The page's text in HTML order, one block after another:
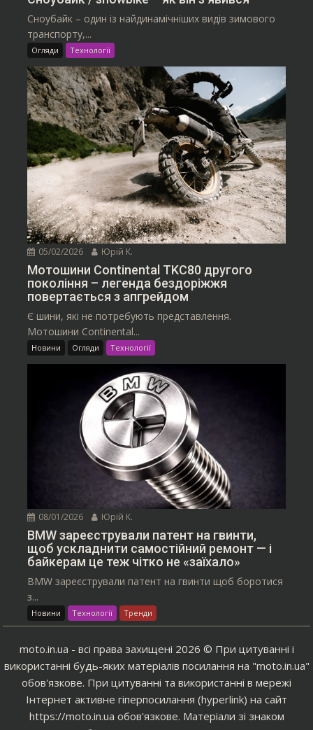
Сноубайк – один із найдинамічніших видів зимового
транспорту,...
Огляди Технології
05/02/2026 Юрій К.
Мотошини Continental TKC80 другого
покоління – легенда бездоріжжя
повертається з апгрейдом
Є шини, які не потребують представлення.
Мотошини Continental...
Новини Огляди Технології
08/01/2026 Юрій К.
BMW зареєстрували патент на гвинти,
щоб ускладнити самостійний ремонт — і
байкерам це теж чітко не «заїхало»
BMW зареєстрували патент на гвинти щоб боротися
з...
Новини Технології Тренди
moto.in.ua - всі права захищені 2026 © При цитуванні і
використанні будь-яких матеріалів посилання на "moto.in.ua"
обов'язкове. При цитуванні та використанні в мережі
Інтернет активне гіперпосилання (hyperlink) на сайт
https://moto.in.ua обов'язкове. Матеріали зі знаком